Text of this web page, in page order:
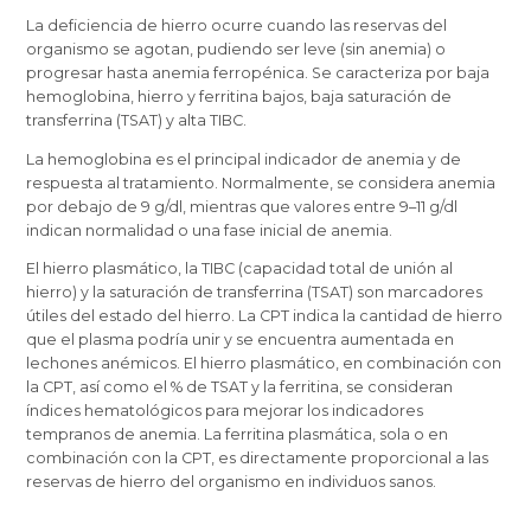
La deficiencia de hierro ocurre cuando las reservas del
organismo se agotan, pudiendo ser leve (sin anemia) o
progresar hasta anemia ferropénica. Se caracteriza por baja
hemoglobina, hierro y ferritina bajos, baja saturación de
transferrina (TSAT) y alta TIBC.
La hemoglobina es el principal indicador de anemia y de
respuesta al tratamiento. Normalmente, se considera anemia
por debajo de 9 g/dl, mientras que valores entre 9–11 g/dl
indican normalidad o una fase inicial de anemia.
El hierro plasmático, la TIBC (capacidad total de unión al
hierro) y la saturación de transferrina (TSAT) son marcadores
útiles del estado del hierro. La CPT indica la cantidad de hierro
que el plasma podría unir y se encuentra aumentada en
lechones anémicos. El hierro plasmático, en combinación con
la CPT, así como el % de TSAT y la ferritina, se consideran
índices hematológicos para mejorar los indicadores
tempranos de anemia. La ferritina plasmática, sola o en
combinación con la CPT, es directamente proporcional a las
reservas de hierro del organismo en individuos sanos.